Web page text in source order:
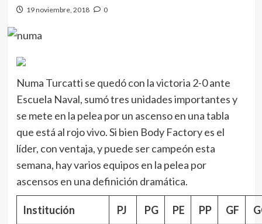
19 noviembre, 2018 0
Numa Turcatti se quedó con la victoria 2-0 ante
Escuela Naval, sumó tres unidades importantes y
se mete en la pelea por un ascenso en una tabla
que está al rojo vivo. Si bien Body Factory es el
líder, con ventaja, y puede ser campeón esta
semana, hay varios equipos en la pelea por
ascensos en una definición dramática.
Institución PJ PG PE PP GF